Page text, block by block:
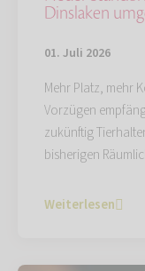
Dinslaken
01. Juli 2026
Mehr Platz, mehr
Vorzügen
zukünftig
bisherigen
Weiterlesen